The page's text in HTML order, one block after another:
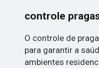
controle
O controle de
para garantir a
ambientes